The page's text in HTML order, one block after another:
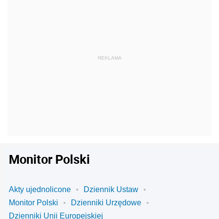
Monitor Polski
Akty ujednolicone
Dziennik Ustaw
Monitor Polski
Dzienniki Urzędowe
Dzienniki Unii Europejskiej